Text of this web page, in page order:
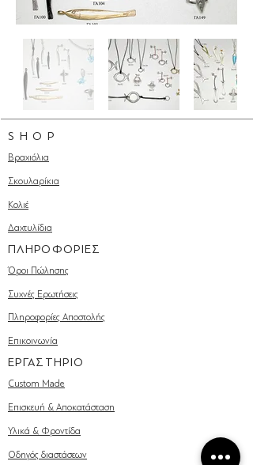
S H O P
Βραχιόλια
Σκουλαρίκια
Κολιέ
Δαχτυλίδια
ΠΛΗΡΟΦΟΡΙΕΣ
Όροι Πώλησης
Συχνές Ερωτήσεις
Πληροφορίες Αποστολής
Επικοινωνία
ΕΡΓΑΣΤΗΡΙΟ
Custom Made
Επισκευή & Αποκατάσταση
Υλικά & Φροντίδα
Οδηγός διαστάσεων